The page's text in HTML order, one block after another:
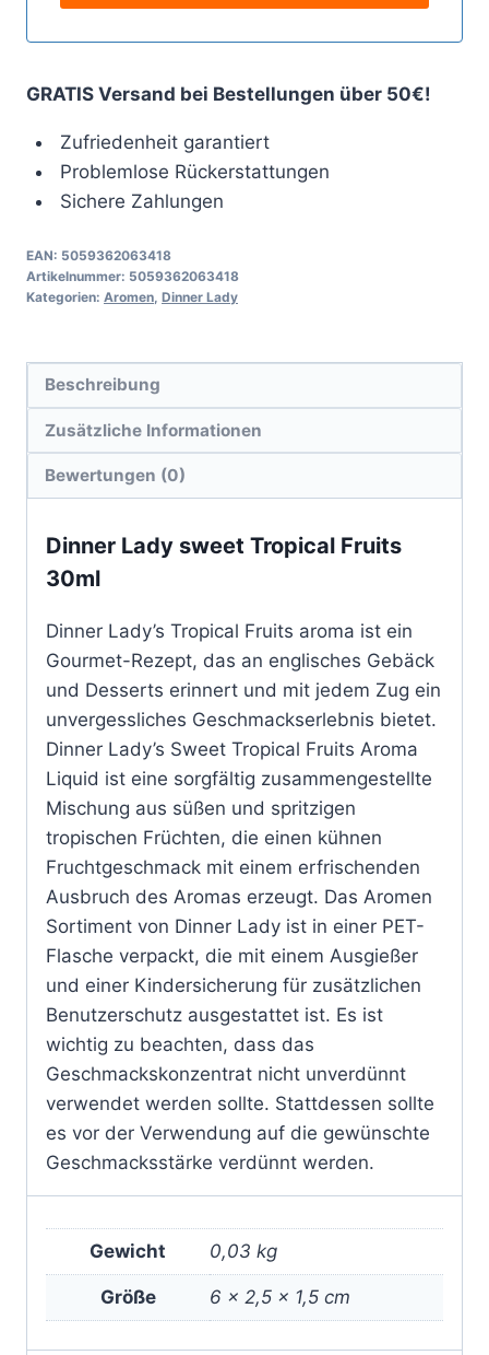
GRATIS Versand bei Bestellungen über 50€!
Zufriedenheit garantiert
Problemlose Rückerstattungen
Sichere Zahlungen
EAN: 5059362063418
Artikelnummer: 5059362063418
Kategorien: Aromen Dinner Lady
Beschreibung
Zusätzliche Informationen
Bewertungen (0)
Dinner Lady sweet Tropical Fruits
30ml
Dinner Lady’s Tropical Fruits aroma ist ein
Gourmet-Rezept, das an englisches Gebäck
und Desserts erinnert und mit jedem Zug ein
unvergessliches Geschmackserlebnis bietet.
Dinner Lady’s Sweet Tropical Fruits Aroma
Liquid ist eine sorgfältig zusammengestellte
Mischung aus süßen und spritzigen
tropischen Früchten, die einen kühnen
Fruchtgeschmack mit einem erfrischenden
Ausbruch des Aromas erzeugt. Das Aromen
Sortiment von Dinner Lady ist in einer PET-
Flasche verpackt, die mit einem Ausgießer
und einer Kindersicherung für zusätzlichen
Benutzerschutz ausgestattet ist. Es ist
wichtig zu beachten, dass das
Geschmackskonzentrat nicht unverdünnt
verwendet werden sollte. Stattdessen sollte
es vor der Verwendung auf die gewünschte
Geschmacksstärke verdünnt werden.
Gewicht 0,03 kg
Größe 6 × 2,5 × 1,5 cm